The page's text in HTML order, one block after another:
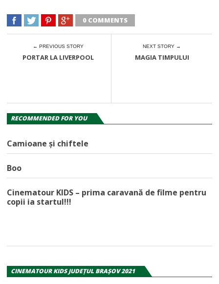
0 COMMENTS
← PREVIOUS STORY
PORTAR LA LIVERPOOL
NEXT STORY →
MAGIA TIMPULUI
RECOMMENDED FOR YOU
Camioane și chiftele
Boo
Cinematour KIDS – prima caravană de filme pentru
copii ia startul!!!
CINEMATOUR KIDS JUDEȚUL BRAȘOV 2021